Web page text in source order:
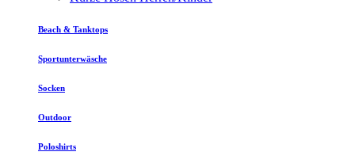
Beach & Tanktops
Sportunterwäsche
Socken
Outdoor
Poloshirts